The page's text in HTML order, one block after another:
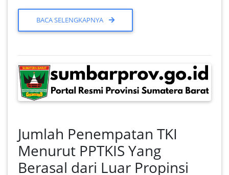
BACA SELENGKAPNYA
Jumlah Penempatan TKI
Menurut PPTKIS Yang
Berasal dari Luar Propinsi